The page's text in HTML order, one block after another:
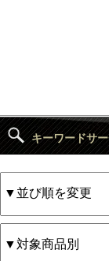
キーワードサ